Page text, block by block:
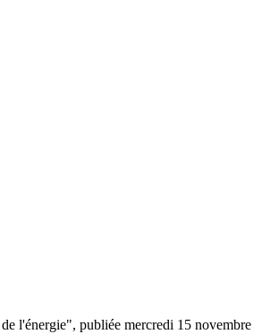
l'énergie", publiée mercredi 15 novembre